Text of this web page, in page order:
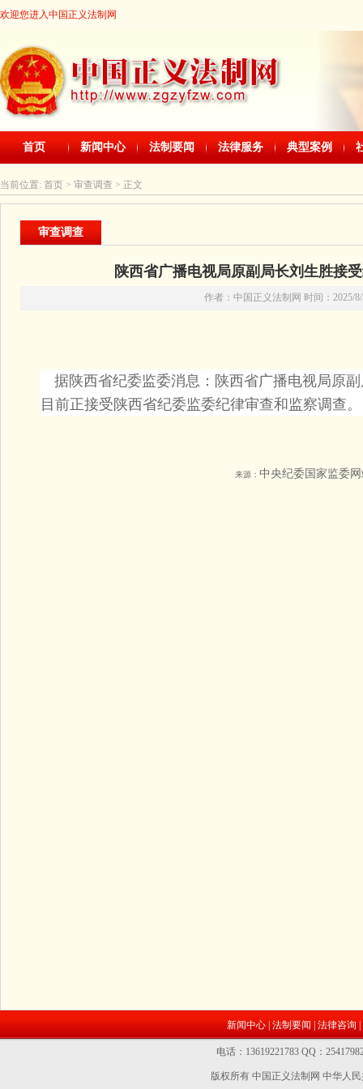
欢迎您进入中国正义法制网
首页 新闻中心 法制要闻 法律服务 典型案例
当前位置: 首页 > 审查调查 > 正文
审查调查
陕西省广播电视局原副局长刘生胜接
作者：中国正义法制网 时间：2025/8/
据陕西省纪委监委消息：陕西省广播电视局原
目前正接受陕西省纪委监委纪律审查和监察调查。
来源： 中央纪委国家监委
新闻中心 法制要闻 法律咨询
电话：13619221783 QQ：
版权所有 中国正义法制网中华人